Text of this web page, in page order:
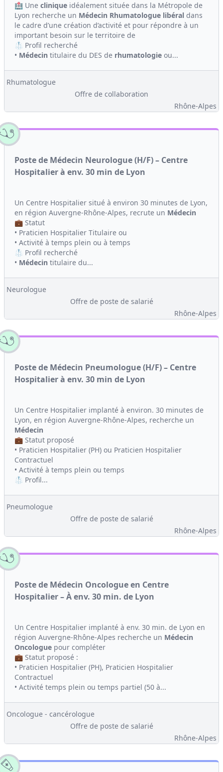
🏥 Une clinique idéalement située dans la Métropole de
Lyon recherche un Médecin Rhumatologue libéral dans
le cadre d’une création d’activité et pour répondre à un
important besoin sur le territoire de
🥼 Profil recherché
• Médecin titulaire du DES de rhumatologie ou...
Rhumatologue
Offre de collaboration
Rhône-Alpes
Poste de Médecin Neurologue (H/F) – Centre
Hospitalier à env. 30 min de Lyon
Un Centre Hospitalier situé à environ 30 minutes de Lyon,
en région Auvergne-Rhône-Alpes, recrute un Médecin
💼 Statut
• Praticien Hospitalier Titulaire ou
• Activité à temps plein ou à temps
🥼 Profil recherché
• Médecin titulaire du...
Neurologue
Offre de poste de salarié
Rhône-Alpes
Poste de Médecin Pneumologue (H/F) – Centre
Hospitalier à env. 30 min de Lyon
Un Centre Hospitalier implanté à environ. 30 minutes de
Lyon, en région Auvergne-Rhône-Alpes, recherche un
Médecin
💼 Statut proposé
• Praticien Hospitalier (PH) ou Praticien Hospitalier
Contractuel
• Activité à temps plein ou temps
🥼 Profil...
Pneumologue
Offre de poste de salarié
Rhône-Alpes
Poste de Médecin Oncologue en Centre
Hospitalier – À env. 30 min. de Lyon
Un Centre Hospitalier implanté à env. 30 min. de Lyon en
région Auvergne-Rhône-Alpes recherche un Médecin
Oncologue pour compléter
💼 Statut proposé :
• Praticien Hospitalier (PH), Praticien Hospitalier
Contractuel
• Activité temps plein ou temps partiel (50 à...
Oncologue - cancérologue
Offre de poste de salarié
Rhône-Alpes